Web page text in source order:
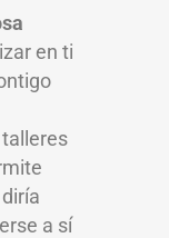
en ti
a sí